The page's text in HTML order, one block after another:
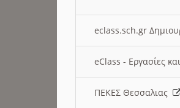
eclass.sch.gr
eClass - Εργασίες
ΠΕΚΕΣ Θεσσαλιας